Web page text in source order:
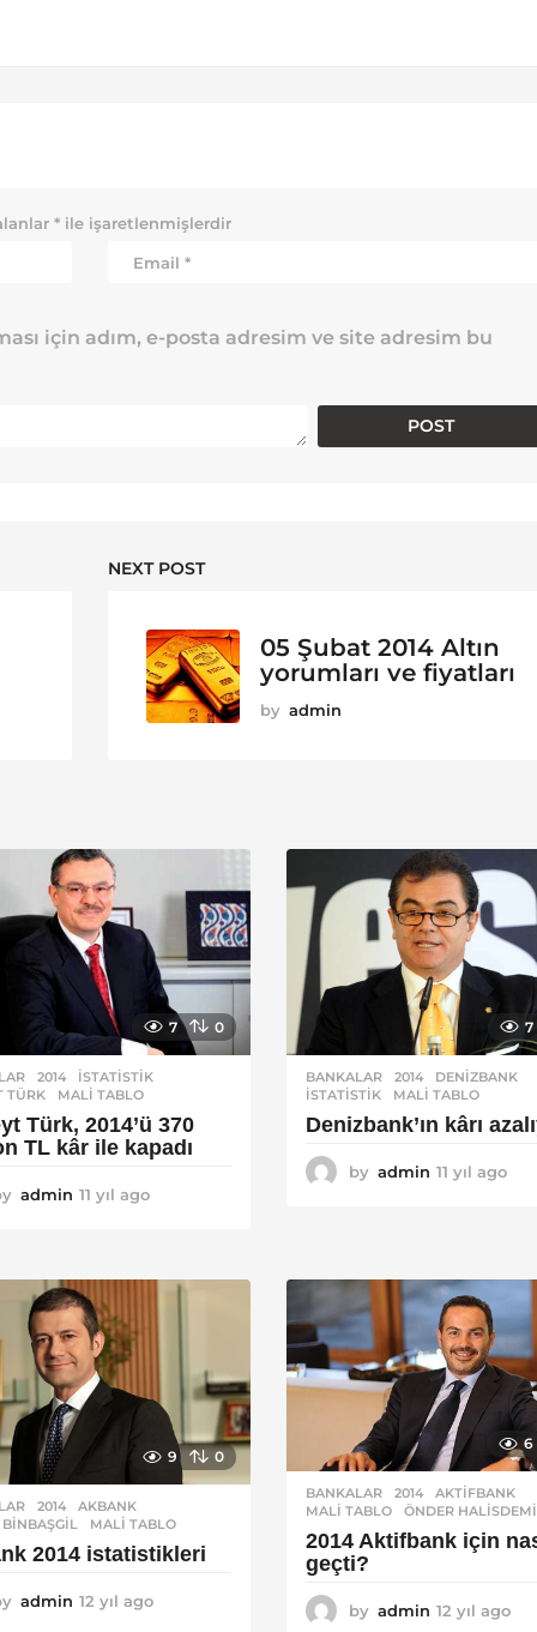
* ile işaretlenmişlerdir
için adım, e-posta adresim ve site adresim bu
NEXT POST
05 Şubat 2014 Altın
yorumları ve fiyatları
by admin
7 0
2014 ,ISTATISTIK
TÜRK
,MALI TABLO
Türk, 2014’ü 370
TL kâr ile kapadı
admin 11 yıl ago
l
7
BANKALAR 2014 ,DENIZBANK
ISTATISTIK
,MALI TABLO
Denizbank’ın kârı
by admin 11 yıl ago1
a
9 0
2014 ,AKBANK
,MALI TABLO
2014 istatistikleri
admin 12 yıl ago
6
BANKALAR 2014 ,AKTIFBANK
MALI TABLO
,ÖNDER
2014 Aktifbank için
geçti?
by admin 12 yıl ago1